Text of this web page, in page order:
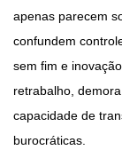
apenas parecem
confundem
sem fim e
retrabalho,
capacidade de
burocráticas.